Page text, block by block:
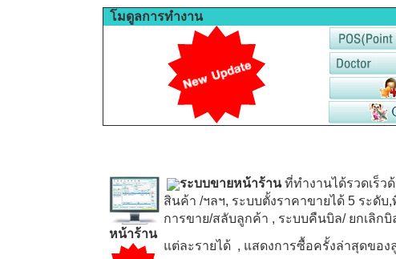
โมดูลการทำงาน
หน้าร้าน
ระบบขายหน้าร้านที่ทำงานได้รวดเร็ว
สินค้า /ฯลฯ, ระบบตั้งราคาขายได้ 5 ระดับ,
การขาย/สลับลูกค้า , ระบบคืนบิล/ ยกเลิกบิ
แต่ละรายได้ , แสดงการซื้อครั้งล่าสุดของ